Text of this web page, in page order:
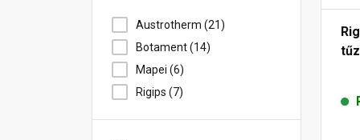
Austrotherm (21)
Botament (14)
Mapei (6)
Rigips (7)